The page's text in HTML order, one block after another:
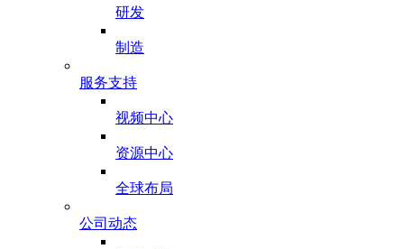
研发
制造
服务支持
视频中心
资源中心
全球布局
公司动态